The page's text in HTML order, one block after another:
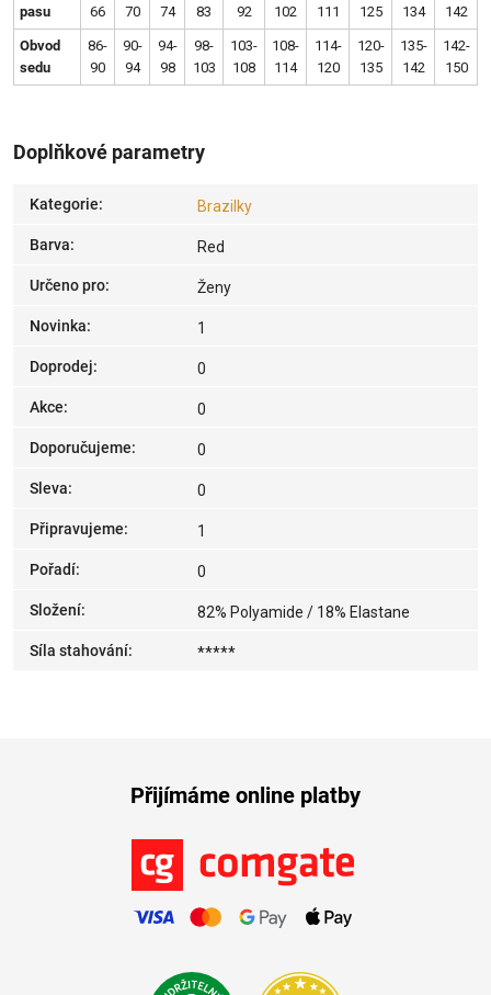
pasu
66
70
74
83
92
102
111
125
134
142
Obvod
sedu
86-
90
90-
94
94-
98
98-
103
103-
108
108-
114
114-
120
120-
135
135-
142
142-
150
Doplňkové parametry
Kategorie: Brazilky
Barva: Red
Určeno pro: Ženy
Novinka: 1
Doprodej: 0
Akce: 0
Doporučujeme: 0
Sleva: 0
Připravujeme: 1
Pořadí: 0
Složení: 82% Polyamide / 18% Elastane
Síla stahování: *****
Přijímáme online platby